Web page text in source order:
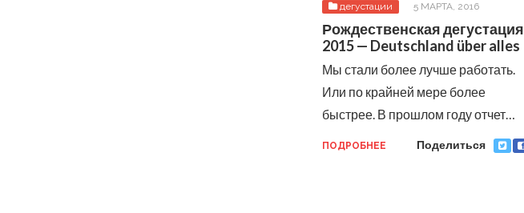
дегустации 5 МАРТА, 2016
Рождественская дегустация
2015 — Deutschland über alles
Мы стали более лучше работать.
Или по крайней мере более
быстрее. В прошлом году отчет…
ПОДРОБНЕЕ Поделиться